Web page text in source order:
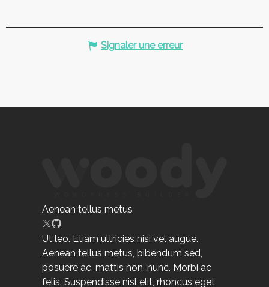
Signaler une erreur
Aenean tellus metus
Ut leo. Etiam ultricies nisi vel augue.
Aenean tellus metus, bibendum sed,
posuere ac, mattis non, nunc. Morbi ac
felis. Suspendisse nisl elit, rhoncus eget,